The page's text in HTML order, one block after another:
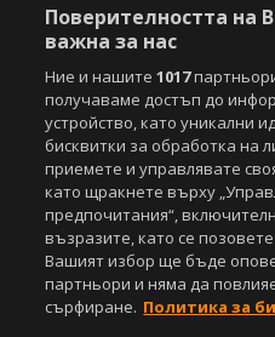
Поверителността на
важна за нас
Ние и нашите1017
получаваме достъп до
устройство, като уникални
бисквитки за обработка на
приемете и управлявате
като щракнете върху
предпочитания“,
възразите, като се
Вашият избор ще бъде
партньори и няма да
сърфиране. Политика за